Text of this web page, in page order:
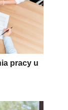
pracy u